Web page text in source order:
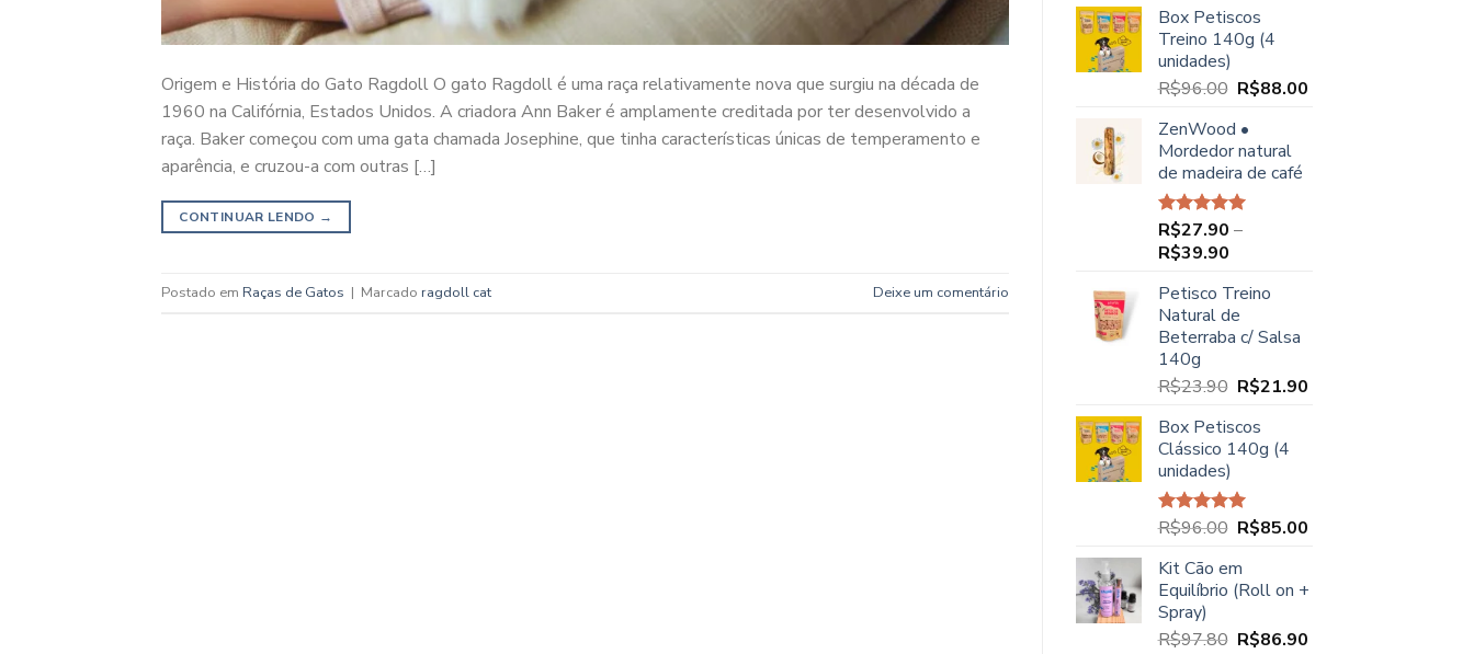
Origem e História do Gato Ragdoll O gato Ragdoll é uma raça relativamente nova que surgiu na década de
1960 na Califórnia, Estados Unidos. A criadora Ann Baker é amplamente creditada por ter desenvolvido a
raça. Baker começou com uma gata chamada Josephine, que tinha características únicas de temperamento e
aparência, e cruzou-a com outras […]
CONTINUAR LENDO →
Postado em Raças de Gatos | Marcado ragdoll cat Deixe um comentário
original
era:
Box Petiscos
Treino 140g (4
unidades)
R$96.00 O
original
era:
R$96.00.
R$88.00
ZenWood •
Mordedor natural
de madeira de café
Avaliação
5.00de 5
R$27.90 –
R$39.90Faixa
preço:
R$27.90
através
Petisco Treino
Natural de
Beterraba c/ Salsa
140g
R$23.90 O
original
era:
R$21.90
Box Petiscos
Clássico 140g (4
unidades)
Avaliação
R$96.00 O
original
era:
R$85.00
é:
Kit Cão em
Equilíbrio (Roll on +
Spray)
R$97.80 O
R$86.90